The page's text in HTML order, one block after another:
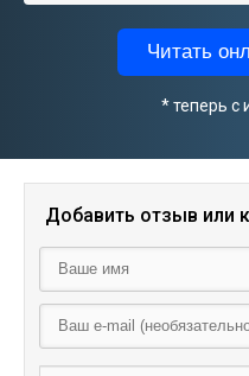
Читать
* теперь с
Добавить отзыв или